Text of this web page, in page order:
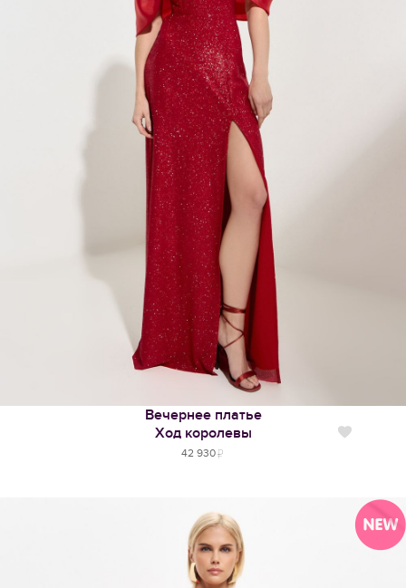
Вечернее платье
Ход королевы
42 930